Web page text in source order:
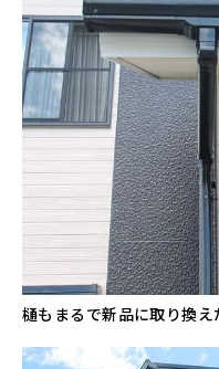
樋もまるで新品に取り換え